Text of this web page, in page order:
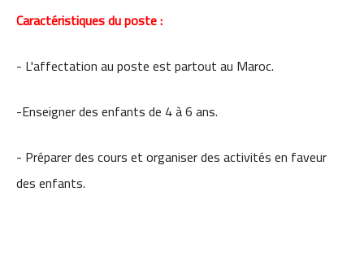
Caractéristiques du poste :
- L'affectation au poste est partout au Maroc.
-Enseigner des enfants de 4 à 6 ans.
- Préparer des cours et organiser des activités en faveur
des enfants.